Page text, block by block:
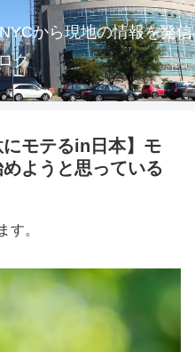
から現地の情報を発信
グ
にモテるin日本】モ
ようと思っている
す。